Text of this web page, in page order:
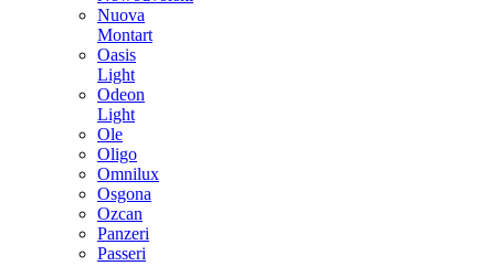
Nuova
Montart
Oasis
Light
Odeon
Light
Ole
Oligo
Omnilux
Osgona
Ozcan
Panzeri
Passeri